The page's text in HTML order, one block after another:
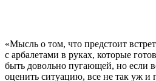
«Мысль о том, что предстоит
с арбалетами в руках, которые
быть довольно пугающей, но если
оценить ситуацию, все не так уж